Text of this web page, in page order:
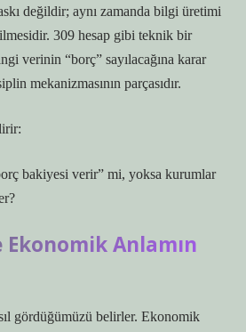
değildir; aynı zamanda bilgi üretimi
309 hesap gibi teknik bir
verinin “borç” sayılacağına karar
mekanizmasının parçasıdır.
bakiyesi verir” mi, yoksa kurumlar
Anlamın
gördüğümüzü belirler. Ekonomik